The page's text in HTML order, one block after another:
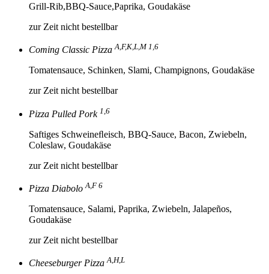
Grill-Rib,BBQ-Sauce,Paprika, Goudakäse
zur Zeit nicht bestellbar
Coming Classic PizzaA,F,K,L,M 1,6
Tomatensauce, Schinken, Slami, Champignons, Goudakäse
zur Zeit nicht bestellbar
Pizza Pulled Pork 1,6
Saftiges Schweineﬂeisch, BBQ-Sauce, Bacon, Zwiebeln,
Coleslaw, Goudakäse
zur Zeit nicht bestellbar
Pizza DiaboloA,F 6
Tomatensauce, Salami, Paprika, Zwiebeln, Jalapeños,
Goudakäse
zur Zeit nicht bestellbar
Cheeseburger PizzaA,H,L